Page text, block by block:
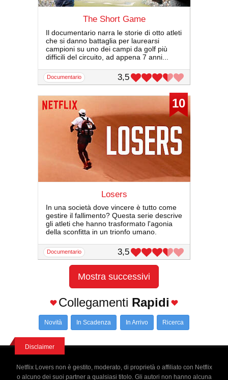
The Short Game
Il documentario narra le storie di otto atleti
che si danno battaglia per laurearsi
campioni su uno dei campi da golf più
difficili del circuito, ad appena 7 anni...
documentario 3,5
10
Losers
In una società dove vincere è tutto come
gestire il fallimento? Questa serie descrive
gli atleti che hanno trasformato l'agonia
della sconfitta in un trionfo umano.
documentario 3,5
Mostra successivi
Collegamenti Rapidi
Novità In Scadenza In Arrivo Ricerca
Disclaimer
Netflix Lovers non è gestito, moderato, di proprietà o affiliato con Netflix
o alcuno dei suoi partner a qualsiasi titolo. Gli autori non hanno alcuna